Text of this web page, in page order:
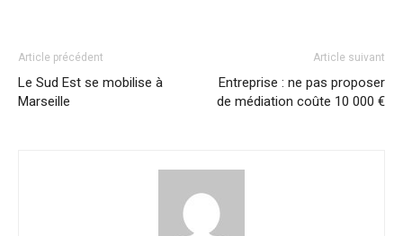
Article précédent
Le Sud Est se mobilise à
Marseille
Article suivant
Entreprise : ne pas proposer
de médiation coûte 10 000 €